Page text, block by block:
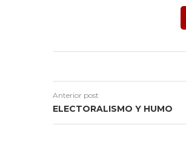
Anterior post
ELECTORALISMO Y HUMO